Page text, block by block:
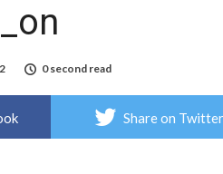
0 second read
Share on Twitter